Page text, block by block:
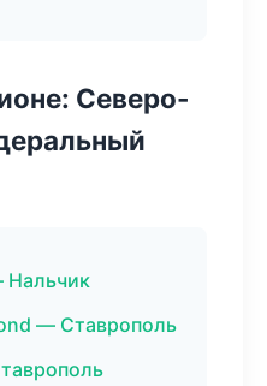
Северо-
Нальчик
— Ставрополь